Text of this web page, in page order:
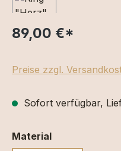
89,00 €*
Preise zzgl.
Sofort verfügbar,
Materialauswählen